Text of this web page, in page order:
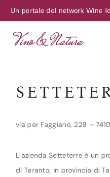
Un portale del network Wine
via per Faggiano, 228 –
L’azienda Setteterre è un
di Taranto, in provincia di